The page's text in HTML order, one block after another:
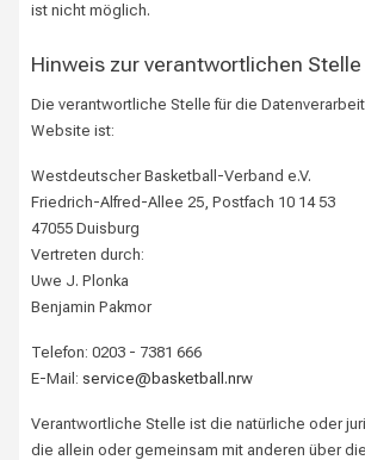
ist nicht möglich.
Hinweis zur verantwortlichen Stelle
Die verantwortliche Stelle für die
Website ist:
Westdeutscher Basketball-Verband e.V.
Friedrich-Alfred-Allee 25, Postfach 10 14 53
47055 Duisburg
Vertreten durch:
Uwe J. Plonka
Benjamin Pakmor
Telefon: 0203 - 7381 666
E-Mail: service@basketball.nrw
Verantwortliche Stelle ist die natürliche oder
die allein oder gemeinsam mit anderen über